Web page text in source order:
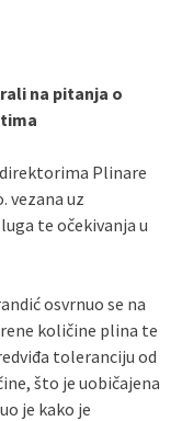
na pitanja o
Plinare
vezana uz
te očekivanja u
osvrnuo se na
količine plina te
toleranciju od
što je uobičajena
je kako je